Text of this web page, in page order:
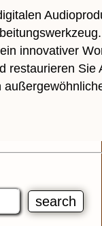
innovativer
restaurieren Sie